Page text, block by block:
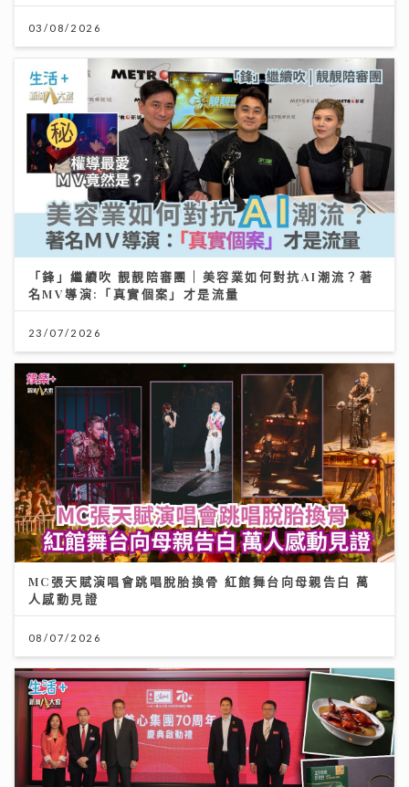
03/08/2026
「鋒」繼續吹 靚靚陪審團 | 美容業如何對抗AI潮流？著
名MV導演:「真實個案」才是流量
23/07/2026
MC張天賦演唱會跳唱脫胎換骨 紅館舞台向母親告白 萬
人感動見證
08/07/2026